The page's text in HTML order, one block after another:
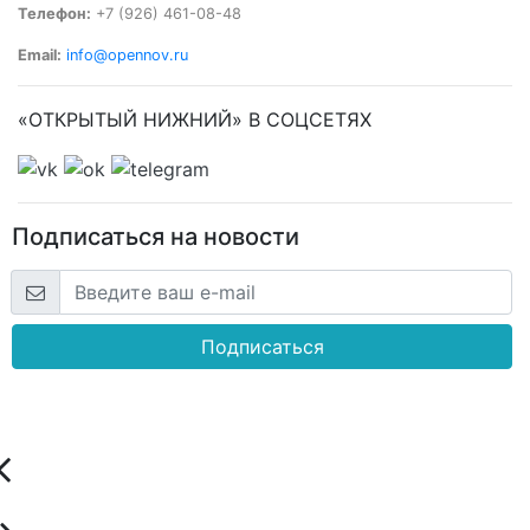
Телефон: +7 (926) 461-08-48
Email: info@opennov.ru
«ОТКРЫТЫЙ НИЖНИЙ» В СОЦСЕТЯХ
Подписаться на новости
Подписаться